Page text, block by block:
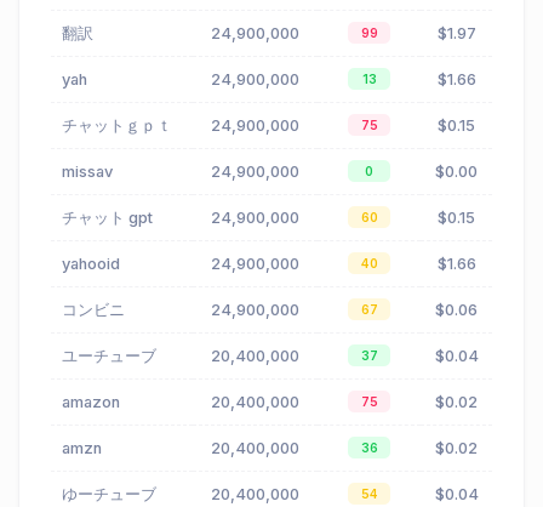
翻訳 24,900,000 99 $1.97
yah 24,900,000 13 $1.66
チャットｇｐｔ 24,900,000 75 $0.15
missav 24,900,000 0 $0.00
チャット gpt 24,900,000 60 $0.15
yahooid 24,900,000 40 $1.66
コンビニ 24,900,000 67 $0.06
ユーチューブ 20,400,000 37 $0.04
amazon 20,400,000 75 $0.02
amzn 20,400,000 36 $0.02
ゆーチューブ 20,400,000 54 $0.04